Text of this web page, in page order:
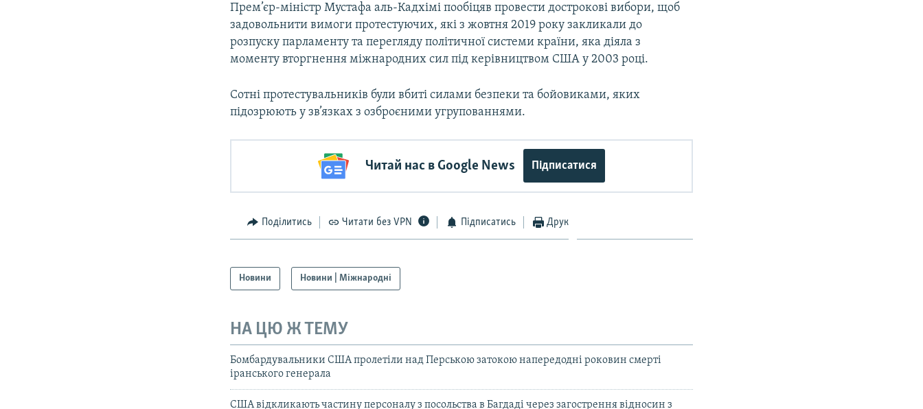
Прем’єр-міністр Мустафа аль-Кадхімі пообіцяв провести дострокові вибори, щоб
задовольнити вимоги протестуючих, які з жовтня 2019 року закликали до
розпуску парламенту та перегляду політичної системи країни, яка діяла з
моменту вторгнення міжнародних сил під керівництвом США у 2003 році.
Сотні протестувальників були вбиті силами безпеки та бойовиками, яких
підозрюють у зв’язках з озброєними угрупованнями.
Читай нас в Google News Підписатися
Поділитись Читати без VPN Підписатись Друк
Новини Новини | Міжнародні
НА ЦЮ Ж ТЕМУ
Бомбардувальники США пролетіли над Перською затокою напередодні роковин смерті
іранського генерала
США відкликають частину персоналу з посольства в Багдаді через загострення відносин з